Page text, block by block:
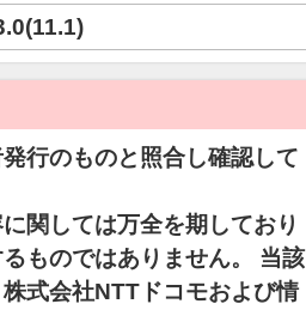
行のものと照合し確認して
関しては万全を期しており
ものではありません。 当該
式会社NTTドコモおよび情